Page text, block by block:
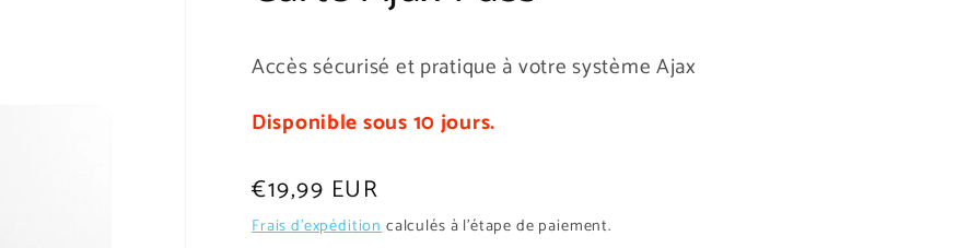
Accès sécurisé et pratique à votre système Ajax
Disponible sous 10 jours.
Prix
habituel
€19,99 EUR
Frais d'expéditioncalculés à l'étape de paiement.